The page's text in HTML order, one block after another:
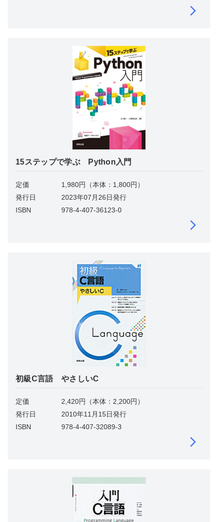
15ステップで学ぶ Python入門
定価
1,980円（本体：1,800円）
発行日
2023年07月26日発行
ISBN
978-4-407-36123-0
初級C言語 やさしいC
定価
2,420円（本体：2,200円）
発行日
2010年11月15日発行
ISBN
978-4-407-32089-3